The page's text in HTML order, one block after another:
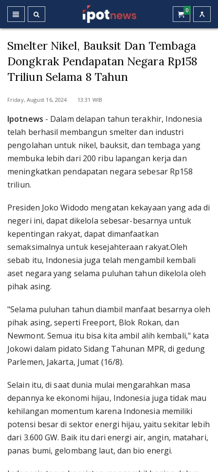
0
Smelter Nikel, Bauksit Dan Tembaga
Dongkrak Pendapatan Negara Rp158
Triliun Selama 8 Tahun
Friday, August 16, 2024 13:31 WIB
Ipotnews - Dalam delapan tahun terakhir, Indonesia
telah berhasil membangun smelter dan industri
pengolahan untuk nikel, bauksit, dan tembaga yang
membuka lebih dari 200 ribu lapangan kerja dan
meningkatkan pendapatan negara sebesar Rp158
triliun.
Presiden Joko Widodo mengatan kekayaan yang ada di
negeri ini, dapat dikelola sebesar-besarnya untuk
kepentingan rakyat, dapat dimanfaatkan
semaksimalnya untuk kesejahteraan rakyat.Oleh
sebab itu, Indonesia juga telah mengambil kembali
aset negara yang selama puluhan tahun dikelola oleh
pihak asing.
"Selama puluhan tahun diambil manfaat besarnya oleh
pihak asing, seperti Freeport, Blok Rokan, dan
Newmont. Semua itu bisa kita ambil alih kembali," kata
Jokowi dalam pidato Sidang Tahunan MPR, di gedung
Parlemen, Jakarta, Jumat (16/8).
Selain itu, di saat dunia mulai mengarahkan masa
depannya ke ekonomi hijau, Indonesia juga tidak mau
kehilangan momentum karena Indonesia memiliki
potensi besar di sektor energi hijau, yaitu sekitar lebih
dari 3.600 GW. Baik itu dari energi air, angin, matahari,
panas bumi, gelombang laut, dan bio energi.